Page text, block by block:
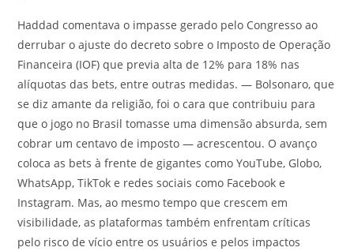
Haddad comentava o impasse gerado pelo Congresso ao
derrubar o ajuste do decreto sobre o Imposto de Operação
Financeira (IOF) que previa alta de 12% para 18% nas
alíquotas das bets, entre outras medidas. — Bolsonaro, que
se diz amante da religião, foi o cara que contribuiu para
que o jogo no Brasil tomasse uma dimensão absurda, sem
cobrar um centavo de imposto — acrescentou. O avanço
coloca as bets à frente de gigantes como YouTube, Globo,
WhatsApp, TikTok e redes sociais como Facebook e
Instagram. Mas, ao mesmo tempo que crescem em
visibilidade, as plataformas também enfrentam críticas
pelo risco de vício entre os usuários e pelos impactos